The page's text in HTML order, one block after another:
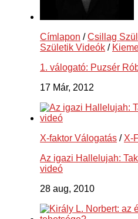
Címlapon /Csillag
Születik Videók /
1. válogató: Puzsér
17 Már, 2012
X-faktor Válogatás / X-
Az igazi Hallelujah:
videó
28 aug, 2010